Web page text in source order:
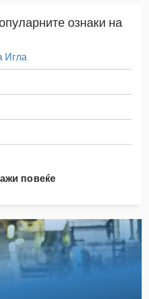
ознаки на
Игла
Gmbh
повеќе